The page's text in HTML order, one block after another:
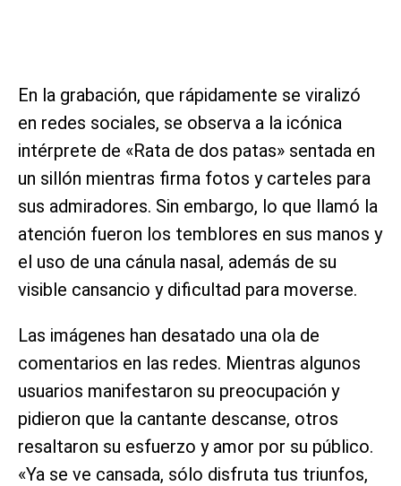
En la grabación, que rápidamente se viralizó
en redes sociales, se observa a la icónica
intérprete de «Rata de dos patas» sentada en
un sillón mientras firma fotos y carteles para
sus admiradores. Sin embargo, lo que llamó la
atención fueron los temblores en sus manos y
el uso de una cánula nasal, además de su
visible cansancio y dificultad para moverse.
Las imágenes han desatado una ola de
comentarios en las redes. Mientras algunos
usuarios manifestaron su preocupación y
pidieron que la cantante descanse, otros
resaltaron su esfuerzo y amor por su público.
«Ya se ve cansada, sólo disfruta tus triunfos,